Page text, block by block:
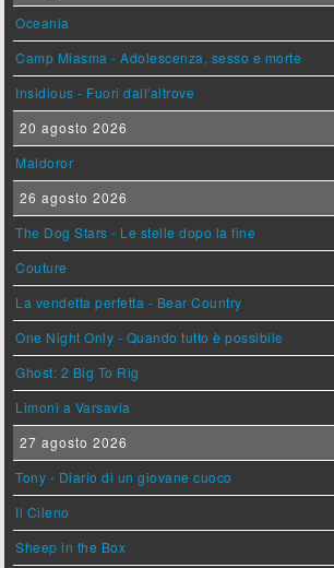
Oceania
Camp Miasma - Adolescenza, sesso e morte
Insidious - Fuori dall'altrove
20 agosto 2026
Maldoror
26 agosto 2026
The Dog Stars - Le stelle dopo la fine
Couture
La vendetta perfetta - Bear Country
One Night Only - Quando tutto è possibile
Ghost: 2 Big To Rig
Limoni a Varsavia
27 agosto 2026
Tony - Diario di un giovane cuoco
Il Cileno
Sheep in the Box